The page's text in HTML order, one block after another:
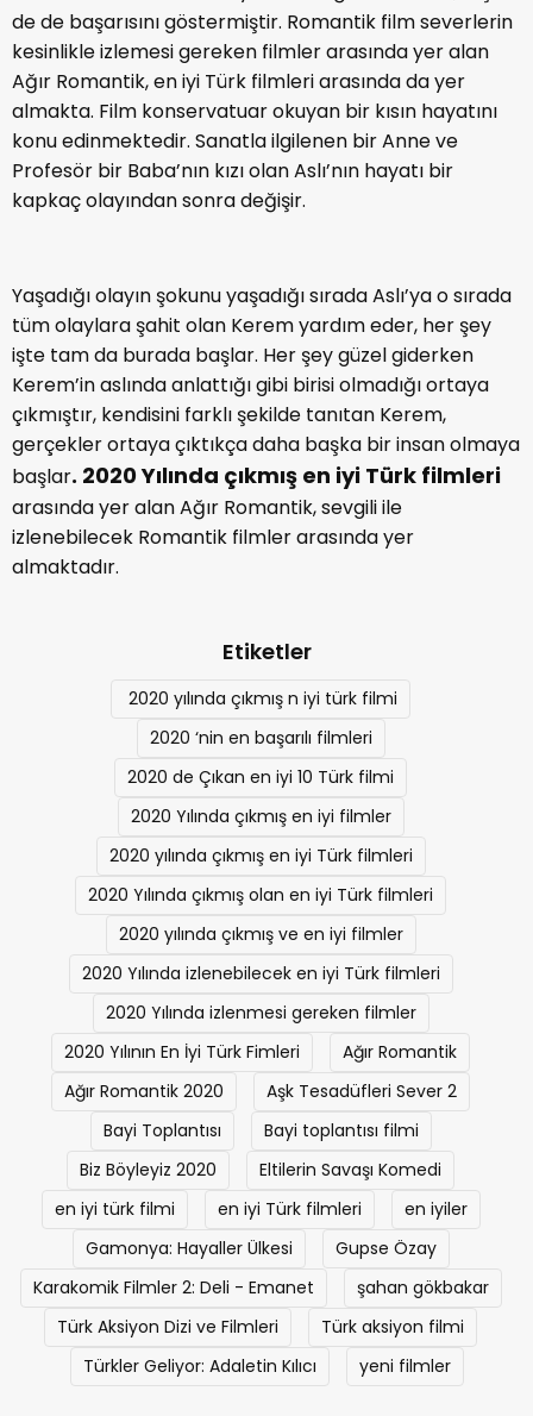
Türk filmleriarasında yer alan Ağır Romantik, Gişe
de de başarısını göstermiştir. Romantik film severlerin
kesinlikle izlemesi gereken filmler arasında yer alan
Ağır Romantik, en iyi Türk filmleri arasında da yer
almakta. Film konservatuar okuyan bir kısın hayatını
konu edinmektedir. Sanatla ilgilenen bir Anne ve
Profesör bir Baba’nın kızı olan Aslı’nın hayatı bir
Yaşadığı olayın şokunu yaşadığı sırada Aslı’ya o sırada
tüm olaylara şahit olan Kerem yardım eder, her şey
işte tam da burada başlar. Her şey güzel giderken
Kerem’in aslında anlattığı gibi birisi olmadığı ortaya
çıkmıştır, kendisini farklı şekilde tanıtan Kerem,
gerçekler ortaya çıktıkça daha başka bir insan olmaya
başlar. 2020 Yılında çıkmış en iyi Türk filmleri
arasında yer alan Ağır Romantik, sevgili ile
izlenebilecek Romantik filmler arasında yer
Etiketler
2020 yılında çıkmış n iyi türk filmi
2020 ‘nin en başarılı filmleri
2020 de Çıkan en iyi 10 Türk filmi
2020 Yılında çıkmış en iyi filmler
2020 yılında çıkmış en iyi Türk filmleri
2020 Yılında çıkmış olan en iyi Türk filmleri
2020 yılında çıkmış ve en iyi filmler
2020 Yılında izlenebilecek en iyi Türk filmleri
2020 Yılında izlenmesi gereken filmler
2020 Yılının En İyi Türk Fimleri
Ağır Romantik
Ağır Romantik 2020
Aşk Tesadüfleri Sever 2
Bayi Toplantısı
Bayi toplantısı filmi
Biz Böyleyiz 2020
Eltilerin Savaşı Komedi
en iyi türk filmi
en iyi Türk filmleri
en iyiler
Gamonya: Hayaller Ülkesi
Gupse Özay
Karakomik Filmler 2: Deli - Emanet
şahan gökbakar
Türk Aksiyon Dizi ve Filmleri
Türk aksiyon filmi